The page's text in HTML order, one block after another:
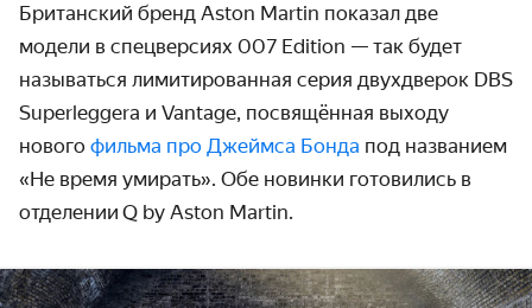
Британский бренд Aston Martin показал две
модели в спец­версиях 007 Edition — так будет
называться лимитиро­ванная серия двухдверок DBS
Superleggera и Vantage, посвящённая выходу
нового фильма про Джеймса Бонда под названием
«Не время умирать». Обе новинки готовились в
отделении Q by Aston Martin.